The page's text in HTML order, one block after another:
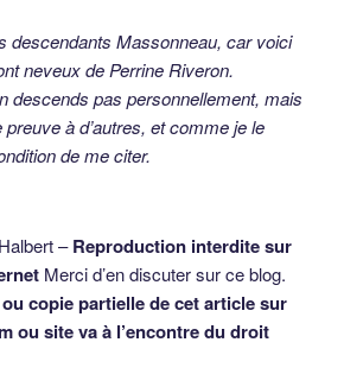
descendants Massonneau, car voici
neveux de Perrine Riveron.
descends pas personnellement, mais
à d’autres, et comme je le
de me citer.
–Reproduction interdite sur
Merci d’en discuter sur ce blog.
copie partielle de cet article sur
ou site va à l’encontre du droit